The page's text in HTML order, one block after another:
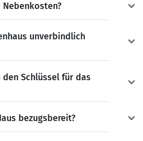
unverbindlich
Schlüssel für das
bezugsbereit?